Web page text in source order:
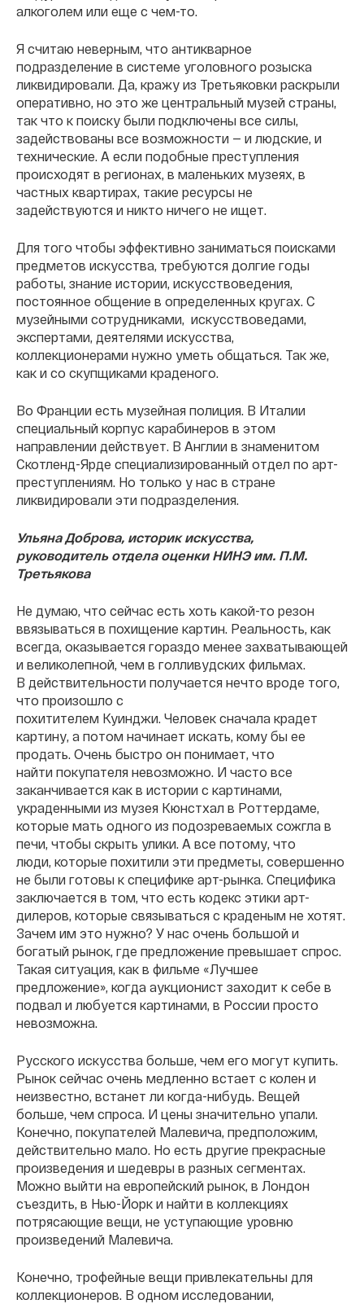
алкоголем или еще с чем-то.
Я считаю неверным, что антикварное
подразделение в системе уголовного розыска
ликвидировали. Да, кражу из Третьяковки раскрыли
оперативно, но это же центральный музей страны,
так что к поиску были подключены все силы,
задействованы все возможности — и людские, и
технические. А если подобные преступления
происходят в регионах, в маленьких музеях, в
частных квартирах, такие ресурсы не
задействуются и никто ничего не ищет.
Для того чтобы эффективно заниматься поисками
предметов искусства, требуются долгие годы
работы, знание истории, искусствоведения,
постоянное общение в определенных кругах. С
музейными сотрудниками, искусствоведами,
экспертами, деятелями искусства,
коллекционерами нужно уметь общаться. Так же,
как и со скупщиками краденого.
Во Франции есть музейная полиция. В Италии
специальный корпус карабинеров в этом
направлении действует. В Англии в знаменитом
Скотленд-Ярде специализированный отдел по арт-
преступлениям. Но только у нас в стране
ликвидировали эти подразделения.
Ульяна Доброва, историк искусства,
руководитель отдела оценки НИНЭ им. П.М.
Третьякова
Не думаю, что сейчас есть хоть какой-то резон
ввязываться в похищение картин. Реальность, как
всегда, оказывается гораздо менее захватывающей
и великолепной, чем в голливудских фильмах.
В действительности получается нечто вроде того,
что произошло с
похитителем Куинджи. Человек сначала крадет
картину, а потом начинает искать, кому бы ее
продать. Очень быстро он понимает, что
найти покупателя невозможно. И часто все
заканчивается как в истории с картинами,
украденными из музея Кюнстхал в Роттердаме,
которые мать одного из подозреваемых сожгла в
печи, чтобы скрыть улики. А все потому, что
люди, которые похитили эти предметы, совершенно
не были готовы к специфике арт-рынка. Специфика
заключается в том, что есть кодекс этики арт-
дилеров, которые связываться с краденым не хотят.
Зачем им это нужно? У нас очень большой и
богатый рынок, где предложение превышает спрос.
Такая ситуация, как в фильме «Лучшее
предложение», когда аукционист заходит к себе в
подвал и любуется картинами, в России просто
невозможна.
Русского искусства больше, чем его могут купить.
Рынок сейчас очень медленно встает с колен и
неизвестно, встанет ли когда-нибудь. Вещей
больше, чем спроса. И цены значительно упали.
Конечно, покупателей Малевича, предположим,
действительно мало. Но есть другие прекрасные
произведения и шедевры в разных сегментах.
Можно выйти на европейский рынок, в Лондон
съездить, в Нью-Йорк и найти в коллекциях
потрясающие вещи, не уступающие уровню
произведений Малевича.
Конечно, трофейные вещи привлекательны для
коллекционеров. В одном исследовании,